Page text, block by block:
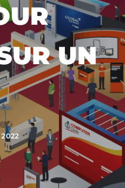
UN
2022